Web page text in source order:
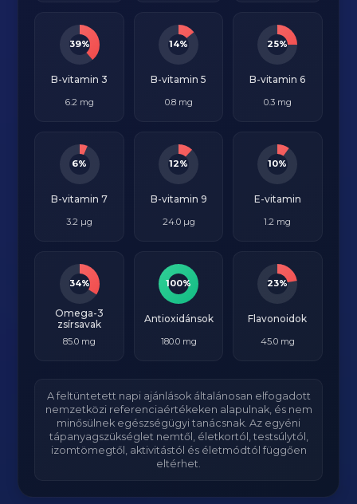
39%
B-vitamin 3
6.2 mg
14%
B-vitamin 5
0.8 mg
25%
B-vitamin 6
0.3 mg
6%
B-vitamin 7
3.2 µg
12%
B-vitamin 9
24.0 µg
10%
E-vitamin
1.2 mg
34%
Omega-3
zsírsavak
85.0 mg
100%
Antioxidánsok
180.0 mg
23%
Flavonoidok
45.0 mg
A feltüntetett napi ajánlások általánosan elfogadott
nemzetközi referenciaértékeken alapulnak, és nem
minősülnek egészségügyi tanácsnak. Az egyéni
tápanyagszükséglet nemtől, életkortól, testsúlytól,
izomtömegtől, aktivitástól és életmódtól függően
eltérhet.